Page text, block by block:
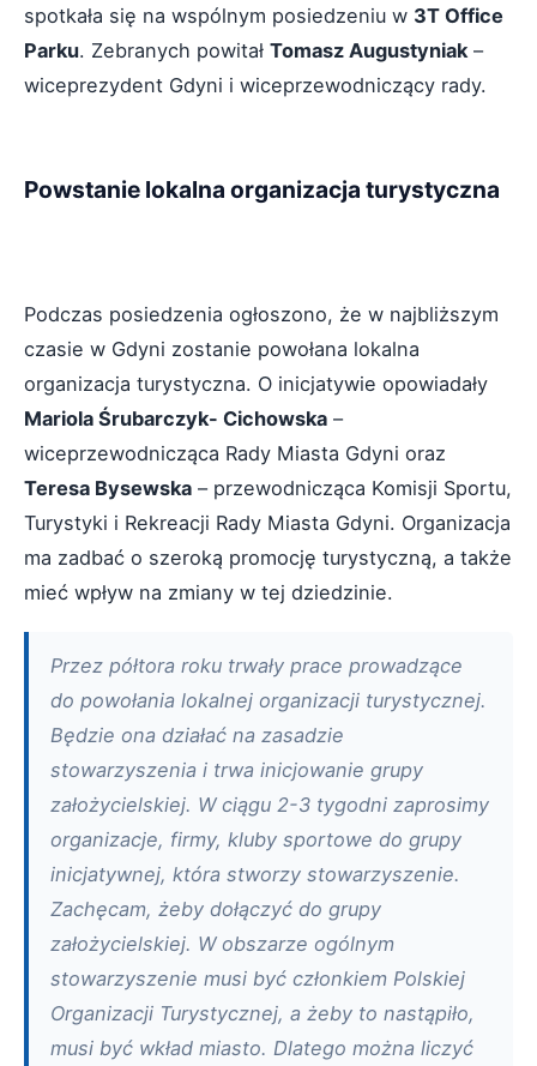
spotkała się na wspólnym posiedzeniu w 3T Office
Parku. Zebranych powitał Tomasz Augustyniak–
wiceprezydent Gdyni i wiceprzewodniczący rady.
Powstanie lokalna organizacja turystyczna
Podczas posiedzenia ogłoszono, że w najbliższym
czasie w Gdyni zostanie powołana lokalna
organizacja turystyczna. O inicjatywie opowiadały
Mariola Śrubarczyk- Cichowska –
wiceprzewodnicząca Rady Miasta Gdyni oraz
Teresa Bysewska – przewodnicząca Komisji Sportu,
Turystyki i Rekreacji Rady Miasta Gdyni. Organizacja
ma zadbać o szeroką promocję turystyczną, a także
mieć wpływ na zmiany w tej dziedzinie.
Przez półtora roku trwały prace prowadzące
do powołania lokalnej organizacji turystycznej.
Będzie ona działać na zasadzie
stowarzyszenia i trwa inicjowanie grupy
założycielskiej. W ciągu 2-3 tygodni zaprosimy
organizacje, firmy, kluby sportowe do grupy
inicjatywnej, która stworzy stowarzyszenie.
Zachęcam, żeby dołączyć do grupy
założycielskiej. W obszarze ogólnym
stowarzyszenie musi być członkiem Polskiej
Organizacji Turystycznej, a żeby to nastąpiło,
musi być wkład miasto. Dlatego można liczyć